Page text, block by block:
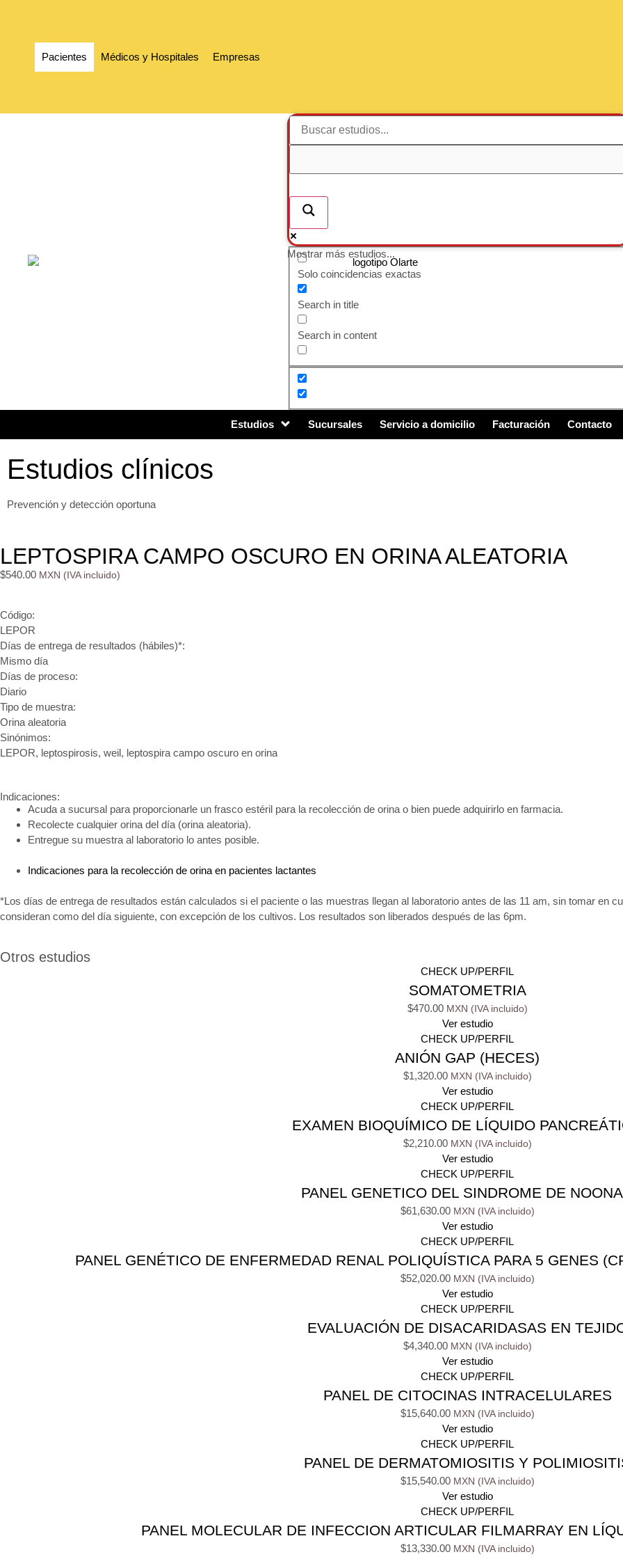
Pacientes Médicos y Hospitales Empresas
Mostrar más estudios...
Solo coincidencias exactas
Search in title
Search in content
Estudios Sucursales Servicio a domicilio Facturación Contacto
Estudios clínicos
Prevención y detección oportuna
LEPTOSPIRA CAMPO OSCURO EN ORINA ALEATORIA
$540.00
Código:
LEPOR
Días de entrega de resultados (hábiles)*:
Mismo día
Días de proceso:
Diario
Tipo de muestra:
Orina aleatoria
Sinónimos:
LEPOR, leptospirosis, weil, leptospira campo oscuro en orina
Indicaciones:
Acuda a sucursal para proporcionarle un frasco estéril para la recolección de orina o bien puede adquirirlo en farmacia.
Recolecte cualquier orina del día (orina aleatoria).
Entregue su muestra al laboratorio lo antes posible.
Indicaciones para la recolección de orina en pacientes lactantes
*Los días de entrega de resultados están calculados si el paciente o las muestras llegan al laboratorio antes de las 11 am, sin tomar en
consideran como del día siguiente, con excepción de los cultivos. Los resultados son liberados después de las 6pm.
Otros estudios
CHECK UP/PERFIL
SOMATOMETRIA
$470.00
Ver estudio
CHECK UP/PERFIL
ANIÓN GAP (HECES)
$1,320.00
Ver estudio
CHECK UP/PERFIL
EXAMEN BIOQUÍMICO DE LÍQUIDO
$2,210.00
Ver estudio
CHECK UP/PERFIL
PANEL GENETICO DEL SINDROME DE
$61,630.00
Ver estudio
CHECK UP/PERFIL
PANEL GENÉTICO DE ENFERMEDAD RENAL POLIQUÍSTICA PARA 5 GENES
$52,020.00
Ver estudio
CHECK UP/PERFIL
EVALUACIÓN DE DISACARIDASAS EN
$4,340.00
Ver estudio
CHECK UP/PERFIL
PANEL DE CITOCINAS INTRACELULARES
$15,640.00
Ver estudio
CHECK UP/PERFIL
PANEL DE DERMATOMIOSITIS Y
$15,540.00
Ver estudio
CHECK UP/PERFIL
PANEL MOLECULAR DE INFECCION ARTICULAR FILMARRAY EN
$13,330.00